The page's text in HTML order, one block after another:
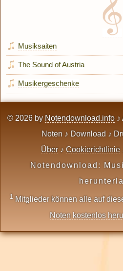
Musiksaiten
The Sound of Austria
Musikergeschenke
© 2026 by Notendownload.info ♪
Noten ♪ Download ♪
Über ♪ Cookierichtlinie
Notendownload:
1 Mitglieder können alle auf
Noten kostenlos